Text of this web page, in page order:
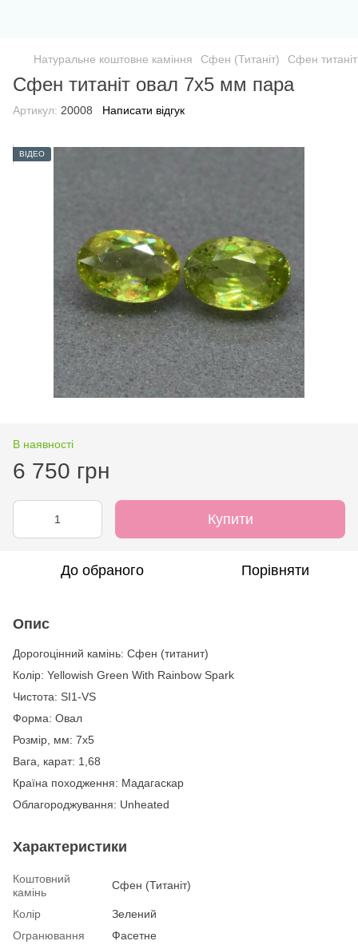
Натуральне коштовне каміння Сфен (Титаніт) Сфен
Сфен титаніт овал 7х5 мм пара
Артикул: 20008 Написати відгук
ВІДЕО
В наявності
6 750 грн
Купити
До обраного Порівняти
Опис
Дорогоцінний камінь: Сфен (титанит)
Колір: Yellowish Green With Rainbow Spark
Чистота: SI1-VS
Форма: Овал
Розмір, мм: 7х5
Вага, карат: 1,68
Країна походження: Мадагаскар
Облагороджування: Unheated
Характеристики
Коштовний
камінь
Сфен (Титаніт)
Колір
Зелений
Огранювання
Фасетне